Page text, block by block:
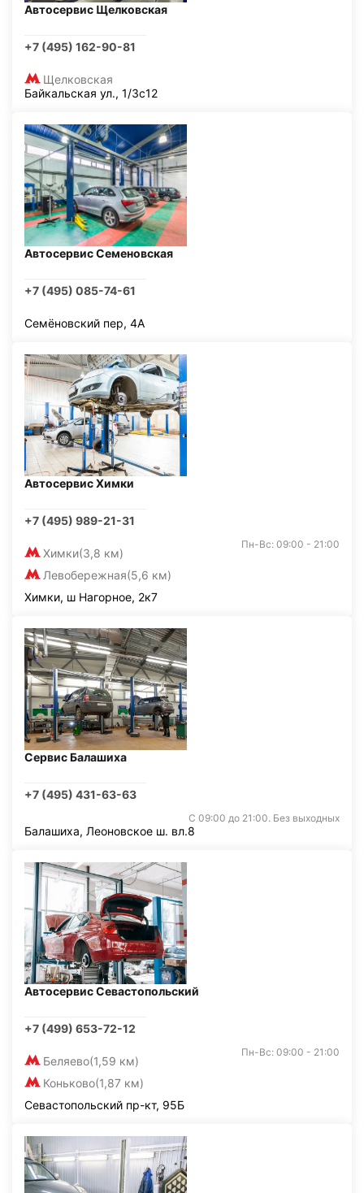
Автосервис Щелковская
+7 (495) 162-90-81
Щелковская
Байкальская ул., 1/3с12
Автосервис Семеновская
+7 (495) 085-74-61
Семёновский пер, 4А
Автосервис Химки
+7 (495) 989-21-31
Химки(3,8 км)
Левобережная(5,6 км)
Пн-Вс: 09:00 - 21:00
Химки, ш Нагорное, 2к7
Сервис Балашиха
+7 (495) 431-63-63
С 09:00 до 21:00. Без выходных
Балашиха, Леоновское ш. вл.8
Автосервис Севастопольский
+7 (499) 653-72-12
Беляево(1,59 км)
Коньково(1,87 км)
Пн-Вс: 09:00 - 21:00
Севастопольский пр-кт, 95Б